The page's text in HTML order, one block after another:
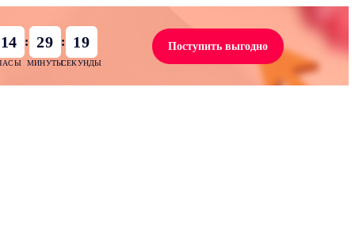
14 : 29 : 18 Поступить выгодно